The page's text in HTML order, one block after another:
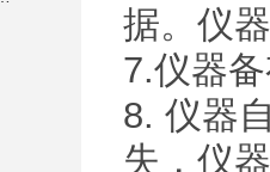
据。仪
7.仪器
8. 仪器
失，仪